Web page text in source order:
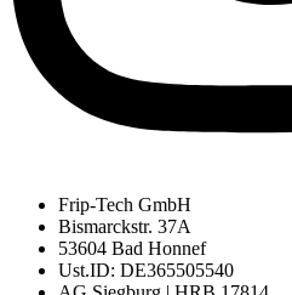
Frip-Tech GmbH
Bismarckstr. 37A
53604 Bad Honnef
Ust.ID: DE365505540